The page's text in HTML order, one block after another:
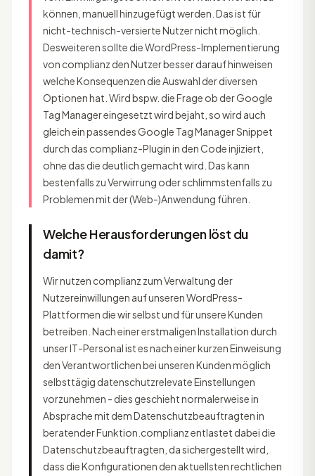
können, manuell hinzugefügt werden. Das ist für
nicht-technisch-versierte Nutzer nicht möglich.
Desweiteren sollte die WordPress-Implementierung
von complianz den Nutzer besser darauf hinweisen
welche Konsequenzen die Auswahl der diversen
Optionen hat. Wird bspw. die Frage ob der Google
Tag Manager eingesetzt wird bejaht, so wird auch
gleich ein passendes Google Tag Manager Snippet
durch das complianz-Plugin in den Code injiziert,
ohne das die deutlich gemacht wird. Das kann
bestenfalls zu Verwirrung oder schlimmstenfalls zu
Problemen mit der (Web-)Anwendung führen.
Welche Herausforderungen löst du
damit?
Wir nutzen complianz zum Verwaltung der
Nutzereinwillungen auf unseren WordPress-
Plattformen die wir selbst und für unsere Kunden
betreiben. Nach einer erstmaligen Installation durch
unser IT-Personal ist es nach einer kurzen Einweisung
den Verantwortlichen bei unseren Kunden möglich
selbsttägig datenschutzrelevate Einstellungen
vorzunehmen - dies geschieht normalerweise in
Absprache mit dem Datenschutzbeauftragten in
beratender Funktion.complianz entlastet dabei die
Datenschutzbeauftragten, da sichergestellt wird,
dass die Konfigurationen den aktuellsten rechtlichen